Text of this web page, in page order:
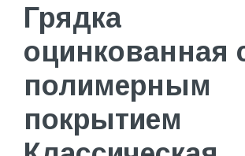
Грядка
оцинкованная
полимерным
покрытием